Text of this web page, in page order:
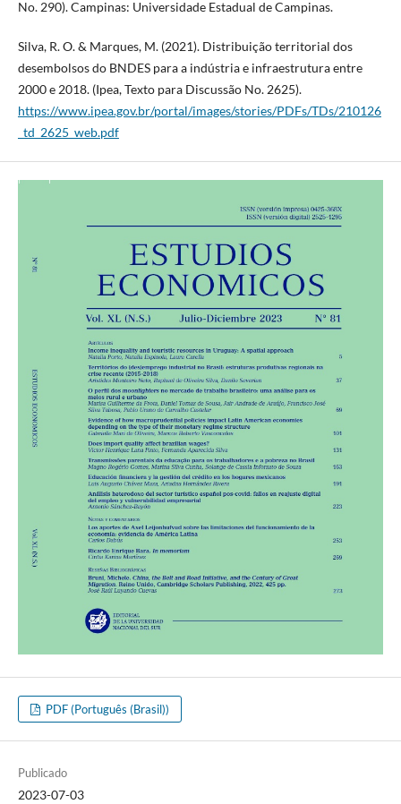
No. 290). Campinas: Universidade Estadual de Campinas.
Silva, R. O. & Marques, M. (2021). Distribuição territorial dos
desembolsos do BNDES para a indústria e infraestrutura entre
2000 e 2018. (Ipea, Texto para Discussão No. 2625).
https://www.ipea.gov.br/portal/images/stories/PDFs/TDs/210126
_td_2625_web.pdf
PDF (Português (Brasil))
Publicado
2023-07-03